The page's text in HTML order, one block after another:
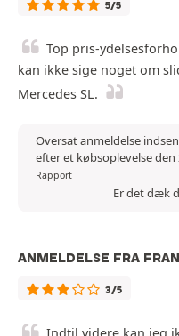
5/5
Top pris-
kan ikke sige noget om
Mercedes SL.
Oversat anmeldelse
efter et købsoplevelse den
Rapport
Er det dæk
ANMELDELSE FRA
3/5